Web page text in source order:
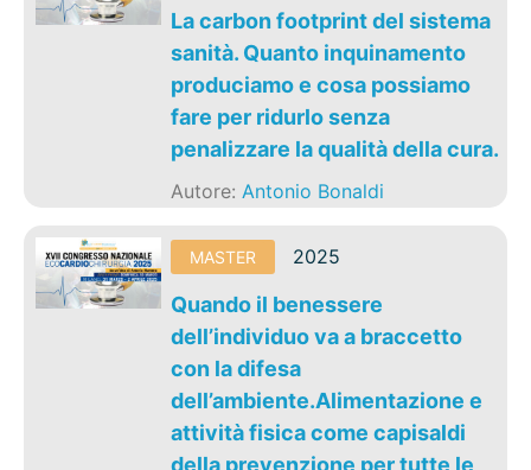
La carbon footprint del sistema
sanità. Quanto inquinamento
produciamo e cosa possiamo
fare per ridurlo senza
penalizzare la qualità della cura.
Autore:Antonio Bonaldi
MASTER 2025
Quando il benessere
dell’individuo va a braccetto
con la difesa
dell’ambiente.Alimentazione e
attività fisica come capisaldi
della prevenzione per tutte le